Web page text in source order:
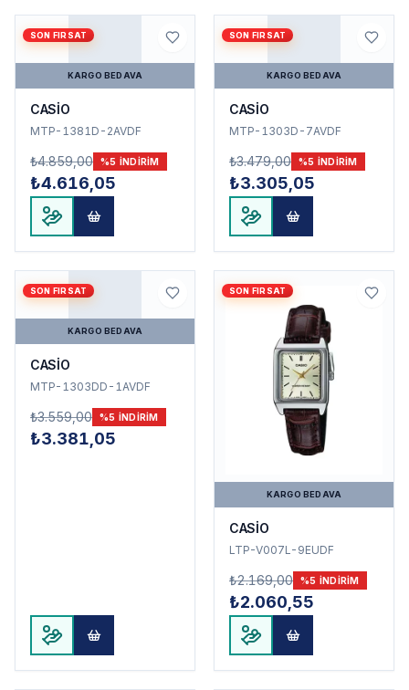
SON FIRSAT
KARGO BEDAVA
CASİO
MTP-1381D-2AVDF
₺4.859,00 %5 INDIRIM
₺4.616,05
SON FIRSAT
KARGO BEDAVA
CASİO
MTP-1303D-7AVDF
₺3.479,00 %5 INDIRIM
₺3.305,05
SON FIRSAT
KARGO BEDAVA
CASİO
MTP-1303DD-1AVDF
₺3.559,00 %5 INDIRIM
₺3.381,05
SON FIRSAT
KARGO BEDAVA
CASİO
LTP-V007L-9EUDF
₺2.169,00 %5 INDIRIM
₺2.060,55